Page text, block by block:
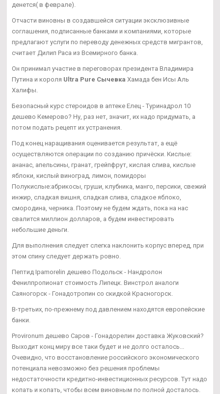
денется( в феврале).
Отчасти виновны в создавшейся ситуации эксклюзивные
соглашения, подписанные банками и компаниями, которые
предлагают услуги по переводу денежных средств мигрантов,
считает Дилип Раса из Всемирного банка.
Он принимал участие в переговорах президента Владимира
Путина и короля Ultra Pure Сычевка Хамада бен Исы Аль
Халифы.
Безопасный курс стероидов в аптеке Елец - Туринадрол 10
дешево Кемерово? Ну, раз нет, значит, их надо придумать, а
потом подать рецепт их устранения.
Под конец наращивания оценивается результат, а ещё
осуществляются операции по созданию причёски. Кислые:
ананас, апельсины, гранат, грейпфрут, кислая слива, кислые
яблоки, кислый виноград, лимон, помидоры
Полукислые:абрикосы, груши, клубника, манго, персики, свежий
инжир, сладкая вишня, сладкая слива, сладкое яблоко,
смородина, черника. Поэтому не будем ждать, пока на нас
свалится миллион долларов, а будем инвестировать
небольшие деньги.
Для выполнения следует слегка наклонить корпус вперед, при
этом спину следует держать ровно.
Пептид Ipamorelin дешево Подольск - Нандролон
Фенилпропионат стоимость Липецк. Винстрол аналоги
Саяногорск - Гонадотропин со скидкой Красногорск.
В-третьих, по-прежнему под давлением находятся европейские
банки.
Provironum дешево Саров - Гонадорелин доставка Жуковский?
Выходит конц миру все таки будет и не долго осталось...
Очевидно, что восстановление российского экономического
потенциала невозможно без решения проблемы
недостаточности кредитно-инвестиционных ресурсов. Тут надо
копать и копать, чтобы всем виновным по полной досталось.